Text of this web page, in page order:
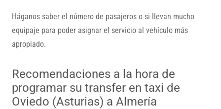
Háganos saber el número de pasajeros o si llevan mucho
equipaje para poder asignar el servicio al vehículo más
apropiado.
Recomendaciones a la hora de
programar su transfer en taxi de
Oviedo (Asturias) a Almería